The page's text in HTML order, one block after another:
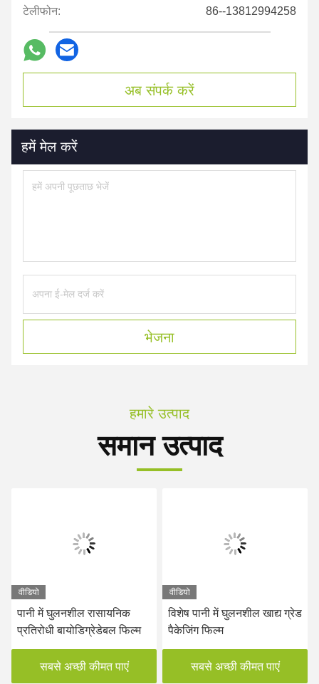
टेलीफोन: 86--13812994258
अब संपर्क करें
हमें मेल करें
भेजना
हमारे उत्पाद
समान उत्पाद
वीडियो
पानी में घुलनशील रासायनिक
प्रतिरोधी बायोडिग्रेडेबल फिल्म
सबसे अच्छी कीमत पाएं
वीडियो
विशेष पानी में घुलनशील खाद्य ग्रेड
पैकेजिंग फिल्म
सबसे अच्छी कीमत पाएं